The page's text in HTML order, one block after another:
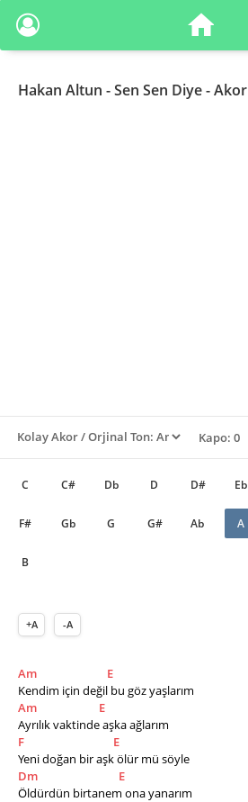
Hakan Altun - Sen Sen Diye - Akor
Kapo: 0
C C# Db D D# Eb
F# Gb G G# Ab A
B
+A -A
Am
E
Kendim için değil bu göz yaşlarım
Am
E
Ayrılık vaktinde aşka ağlarım
F
E
Yeni doğan bir aşk ölür mü söyle
Dm
E
Öldürdün birtanem ona yanarım